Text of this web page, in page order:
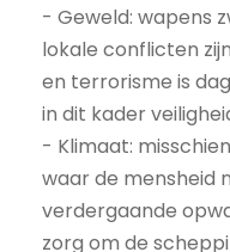
- Geweld: wapens
lokale conflicten
en terrorisme is
in dit kader
- Klimaat:
waar de mensheid
verdergaande
zorg om de